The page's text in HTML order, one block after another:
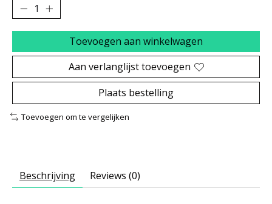
Toevoegen aan winkelwagen
Aan verlanglijst toevoegen
Plaats bestelling
Toevoegen om te vergelijken
Beschrijving Reviews (0)